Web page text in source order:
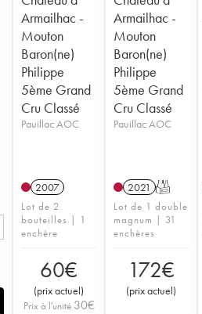
Armailhac -
Mouton
Baron(ne)
Philippe
5ème Grand
Cru Classé
Pauillac AOC
2007
Lot de 2
bouteilles | 1
enchère
60€
(prix actuel)
Prix à l'unité 30€
Armailhac -
Mouton
Baron(ne)
Philippe
5ème Grand
Cru Classé
Pauillac AOC
2021 T
Lot de 1 double
magnum | 31
enchères
172€
(prix actuel)